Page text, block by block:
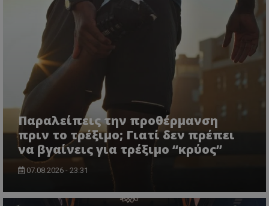
Παραλείπεις την προθέρμανση
πριν το τρέξιμο; Γιατί δεν πρέπει
να βγαίνεις για τρέξιμο “κρύος”
07.08.2026 - 23:31